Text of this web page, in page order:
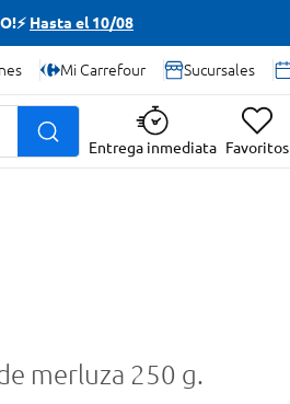
Hasta el 10/08
Mi Carrefour Sucursales
Entrega inmediata Favoritos
merluza 250 g.